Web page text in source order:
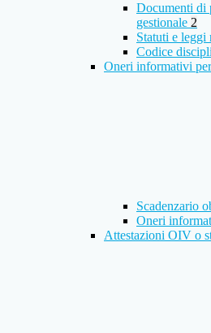
Documenti di
gestionale 2
Statuti e leggi
Codice
Oneri informativi
Scadenzario
Oneri
Attestazioni OIV o